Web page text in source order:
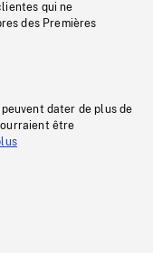
qui ne
des Premières
dater de plus de
être